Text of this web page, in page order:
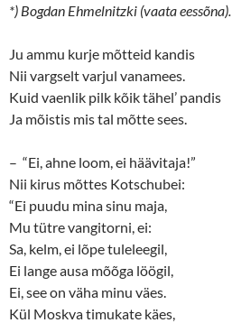
*) Bogdan Ehmelnitzki (vaata eessõna).
Ju ammu kurje mõtteid kandis
Nii vargselt varjul vanamees.
Kuid vaenlik pilk kõik tähel’ pandis
Ja mõistis mis tal mõtte sees.
– “Ei, ahne loom, ei häävitaja!”
Nii kirus mõttes Kotschubei:
“Ei puudu mina sinu maja,
Mu tütre vangitorni, ei:
Sa, kelm, ei lõpe tuleleegil,
Ei lange ausa mõõga löögil,
Ei, see on väha minu väes.
Kül Moskva timukate käes,